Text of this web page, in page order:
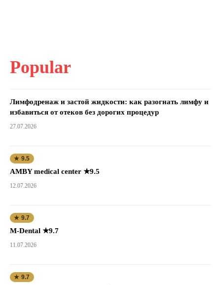
Popular
Лимфодренаж и застой жидкости: как разогнать лимфу и
избавиться от отеков без дорогих процедур
27.07.2026
★ 9.5
AMBY medical center ★9.5
12.07.2026
★ 9.7
M-Dental ★9.7
11.07.2026
★ 9.7